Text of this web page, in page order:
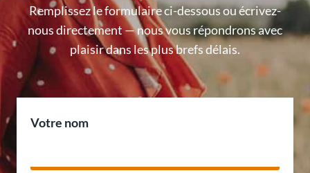
Remplissez le formulaire ci-dessous ou écrivez-
nous directement — nous vous répondrons avec
plaisir dans les plus brefs délais.
Votre nom